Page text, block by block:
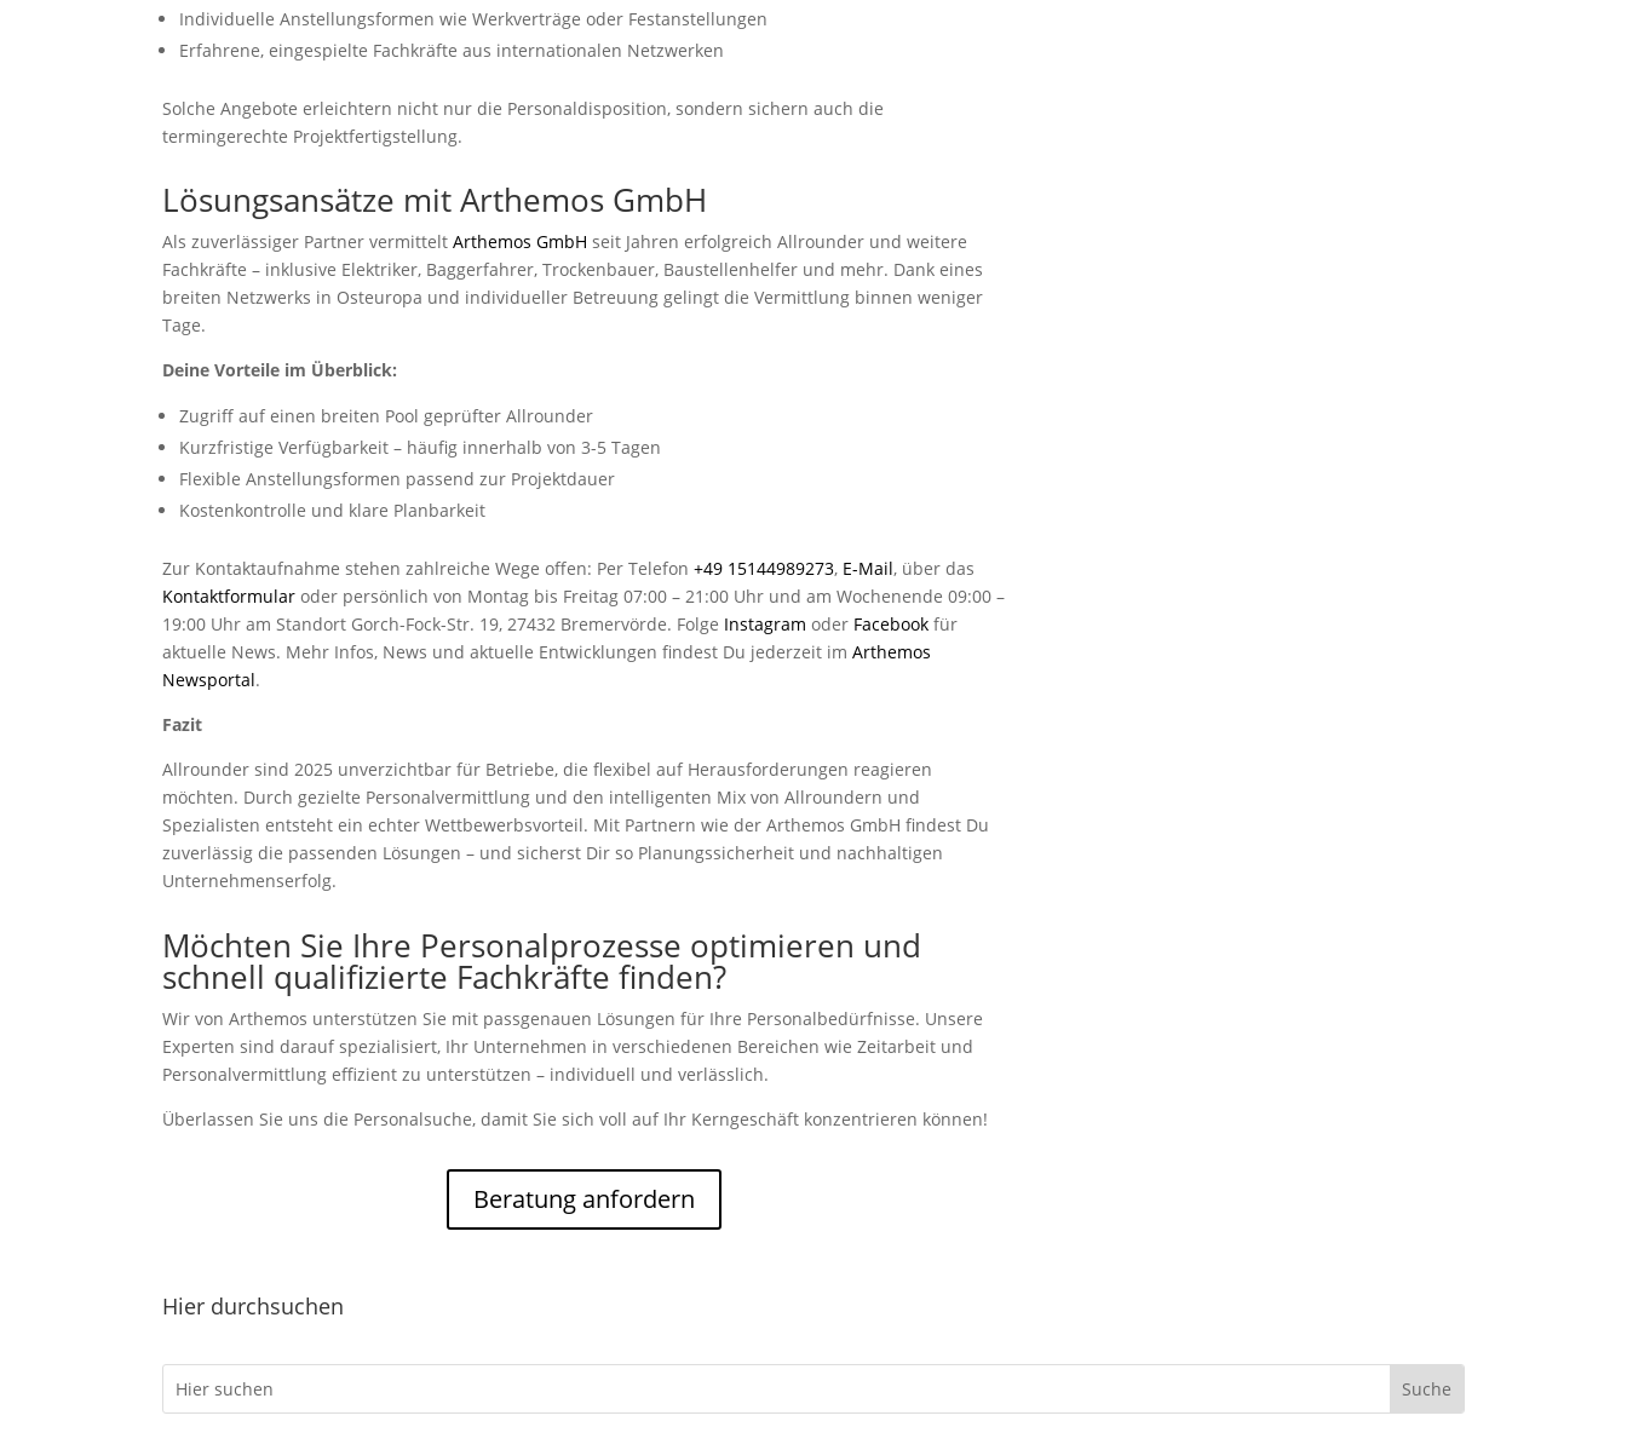
Individuelle Anstellungsformen wie Werkverträge oder Festanstellungen
Erfahrene, eingespielte Fachkräfte aus internationalen Netzwerken
Solche Angebote erleichtern nicht nur die Personaldisposition, sondern sichern auch die
termingerechte Projektfertigstellung.
Lösungsansätze mit Arthemos GmbH
Als zuverlässiger Partner vermitteltArthemos GmbH seit Jahren erfolgreich Allrounder und weitere
Fachkräfte – inklusive Elektriker, Baggerfahrer, Trockenbauer, Baustellenhelfer und mehr. Dank eines
breiten Netzwerks in Osteuropa und individueller Betreuung gelingt die Vermittlung binnen weniger
Tage.
Deine Vorteile im Überblick:
Zugriff auf einen breiten Pool geprüfter Allrounder
Kurzfristige Verfügbarkeit – häufig innerhalb von 3-5 Tagen
Flexible Anstellungsformen passend zur Projektdauer
Kostenkontrolle und klare Planbarkeit
Zur Kontaktaufnahme stehen zahlreiche Wege offen: Per Telefon+49 15144989273, E-Mail, über das
Kontaktformular oder persönlich von Montag bis Freitag 07:00 – 21:00 Uhr und am Wochenende 09:00 –
19:00 Uhr am Standort Gorch-Fock-Str. 19, 27432 Bremervörde. Folge Instagram oder Facebook für
aktuelle News. Mehr Infos, News und aktuelle Entwicklungen findest Du jederzeit imArthemos
Newsportal.
Fazit
Allrounder sind 2025 unverzichtbar für Betriebe, die flexibel auf Herausforderungen reagieren
möchten. Durch gezielte Personalvermittlung und den intelligenten Mix von Allroundern und
Spezialisten entsteht ein echter Wettbewerbsvorteil. Mit Partnern wie der Arthemos GmbH findest Du
zuverlässig die passenden Lösungen – und sicherst Dir so Planungssicherheit und nachhaltigen
Unternehmenserfolg.
Möchten Sie Ihre Personalprozesse optimieren und
schnell qualifizierte Fachkräfte finden?
Wir von Arthemos unterstützen Sie mit passgenauen Lösungen für Ihre Personalbedürfnisse. Unsere
Experten sind darauf spezialisiert, Ihr Unternehmen in verschiedenen Bereichen wie Zeitarbeit und
Personalvermittlung effizient zu unterstützen – individuell und verlässlich.
Überlassen Sie uns die Personalsuche, damit Sie sich voll auf Ihr Kerngeschäft konzentrieren können!
Beratung anfordern
Hier durchsuchen